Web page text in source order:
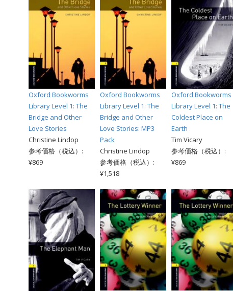
Oxford Bookworms
Library Level 1: The
Bridge and Other
Love Stories
Christine Lindop
参考価格（税込）:
¥869
Oxford Bookworms
Library Level 1: The
Bridge and Other
Love Stories: MP3
Pack
Christine Lindop
参考価格（税込）:
¥1,518
Oxford Bookworms
Library Level 1: The
Coldest Place on
Earth
Tim Vicary
参考価格（税込）:
¥869